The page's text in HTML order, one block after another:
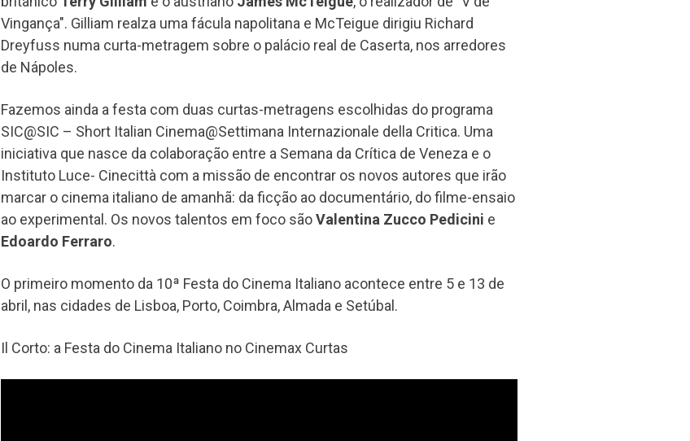
Vingança". Gilliam realza uma fácula napolitana e McTeigue dirigiu Richard
Dreyfuss numa curta-metragem sobre o palácio real de Caserta, nos arredores
de Nápoles.
Fazemos ainda a festa com duas curtas-metragens escolhidas do programa
SIC@SIC – Short Italian Cinema@Settimana Internazionale della Critica. Uma
iniciativa que nasce da colaboração entre a Semana da Crítica de Veneza e o
Instituto Luce- Cinecittà com a missão de encontrar os novos autores que irão
marcar o cinema italiano de amanhã: da ficção ao documentário, do filme-ensaio
ao experimental. Os novos talentos em foco sãoValentina Zucco Pedicini e
Edoardo Ferraro.
O primeiro momento da 10ª Festa do Cinema Italiano acontece entre 5 e 13 de
abril, nas cidades de Lisboa, Porto, Coimbra, Almada e Setúbal.
Il Corto: a Festa do Cinema Italiano no Cinemax Curtas